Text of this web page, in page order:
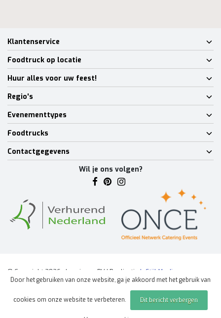
Klantenservice
Foodtruck op locatie
Huur alles voor uw feest!
Regio's
Evenementtypes
Foodtrucks
Contactgegevens
Wil je ons volgen?
© Copyright 2026 - Lumineux BV | Realisatie
InStijl Media
Algemene voorwaarden|Disclaimer|Privacy Policy|Sitemap |
Door het gebruiken van onze website, ga je akkoord met het gebruik van
cookies om onze website te verbeteren. Dit bericht verbergen